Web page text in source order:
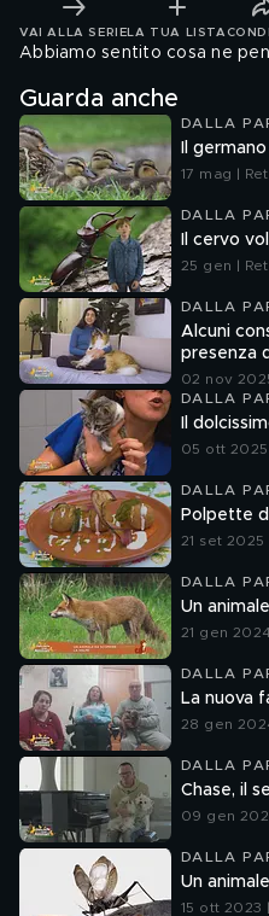
VAI ALLA SERIE LA TUA LISTA
Abbiamo sentito cosa ne
Guarda anche
DALLA
Il
17 mag |
DALLA
Il cervo
25 gen |
DALLA
Alcuni
presenza
02 nov
DALLA
Il
05 ott 2025
DALLA
Polpette
21 set 2025
DALLA
Un
21 gen
DALLA
La nuova
28 gen
DALLA
Chase, il
09 gen
DALLA
Un
15 ott 2023